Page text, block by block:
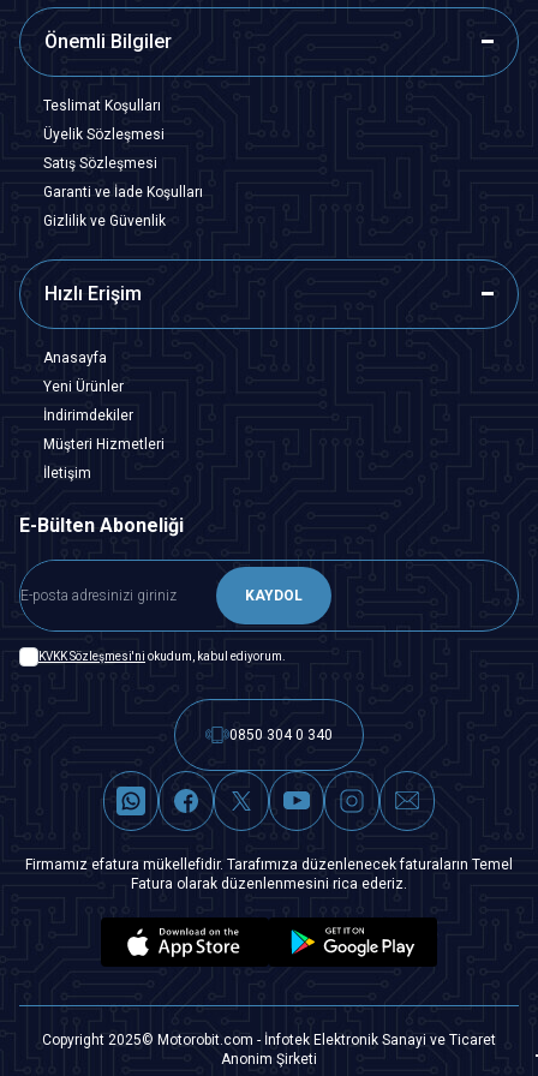
Önemli Bilgiler
Teslimat Koşulları
Üyelik Sözleşmesi
Satış Sözleşmesi
Garanti ve İade Koşulları
Gizlilik ve Güvenlik
Hızlı Erişim
Anasayfa
Yeni Ürünler
İndirimdekiler
Müşteri Hizmetleri
İletişim
E-Bülten Aboneliği
KAYDOL
KVKK Sözleşmesi'ni okudum, kabul ediyorum.
0850 304 0 340
Firmamız efatura mükellefidir. Tarafımıza düzenlenecek faturaların Temel
Fatura olarak düzenlenmesini rica ederiz.
Copyright 2025© Motorobit.com - İnfotek Elektronik Sanayi ve Ticaret
Anonim Şirketi